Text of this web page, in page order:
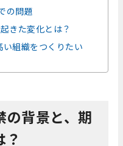
の問題
きた変化とは？
組織をつくりたい
の背景と、期